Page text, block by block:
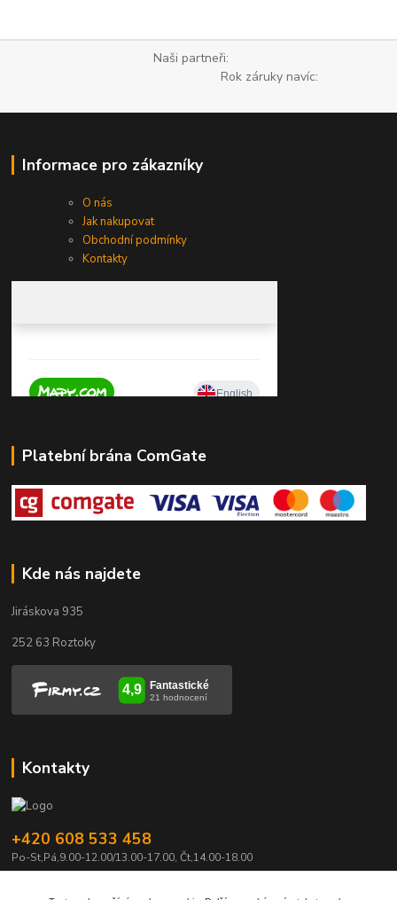
Naši partneři:
Rok záruky navíc:
Informace pro zákazníky
O nás
Jak nakupovat
Obchodní podmínky
Kontakty
Platební brána ComGate
Kde nás najdete
Jiráskova 935
252 63 Roztoky
Kontakty
+420 608 533 458
Po-St,Pá,9.00-12.00/13.00-17.00, Čt,14.00-18.00